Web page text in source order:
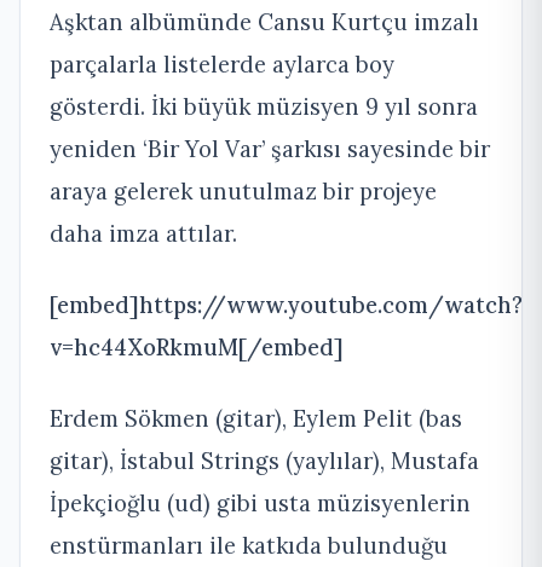
Aşktan albümünde Cansu Kurtçu imzalı
parçalarla listelerde aylarca boy
gösterdi. İki büyük müzisyen 9 yıl sonra
yeniden ‘Bir Yol Var’ şarkısı sayesinde bir
araya gelerek unutulmaz bir projeye
daha imza attılar.
[embed]https://www.youtube.com/watch?
v=hc44XoRkmuM[/embed]
Erdem Sökmen (gitar), Eylem Pelit (bas
gitar), İstabul Strings (yaylılar), Mustafa
İpekçioğlu (ud) gibi usta müzisyenlerin
enstürmanları ile katkıda bulunduğu